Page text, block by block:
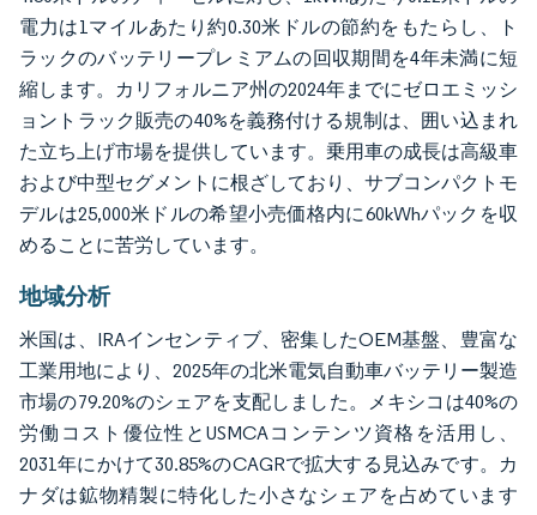
電力は1マイルあたり約0.30米ドルの節約をもたらし、ト
ラックのバッテリープレミアムの回収期間を4年未満に短
縮します。カリフォルニア州の2024年までにゼロエミッシ
ョントラック販売の40%を義務付ける規制は、囲い込まれ
た立ち上げ市場を提供しています。乗用車の成長は高級車
および中型セグメントに根ざしており、サブコンパクトモ
デルは25,000米ドルの希望小売価格内に60kWhパックを収
めることに苦労しています。
地域分析
米国は、IRAインセンティブ、密集したOEM基盤、豊富な
工業用地により、2025年の北米電気自動車バッテリー製造
市場の79.20%のシェアを支配しました。メキシコは40%の
労働コスト優位性とUSMCAコンテンツ資格を活用し、
2031年にかけて30.85%のCAGRで拡大する見込みです。カ
ナダは鉱物精製に特化した小さなシェアを占めています